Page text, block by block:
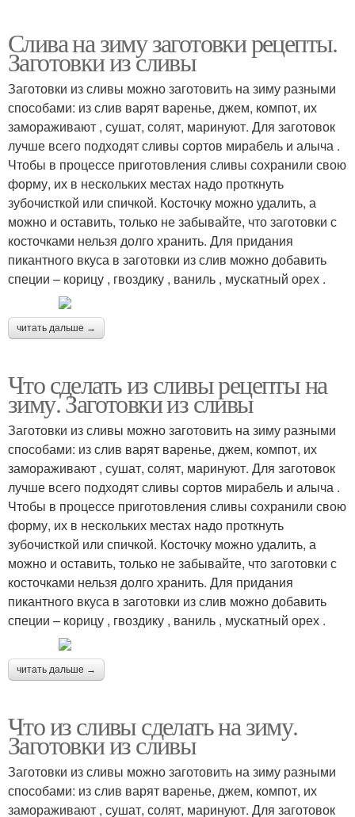
Слива на зиму заготовки рецепты.
Заготовки из сливы
Заготовки из сливы можно заготовить на зиму разными
способами: из слив варят варенье, джем, компот, их
замораживают , сушат, солят, маринуют. Для заготовок
лучше всего подходят сливы сортов мирабель и алыча .
Чтобы в процессе приготовления сливы сохранили свою
форму, их в нескольких местах надо проткнуть
зубочисткой или спичкой. Косточку можно удалить, а
можно и оставить, только не забывайте, что заготовки с
косточками нельзя долго хранить. Для придания
пикантного вкуса в заготовки из слив можно добавить
специи – корицу , гвоздику , ваниль , мускатный орех .
читать дальше →
Что сделать из сливы рецепты на
зиму. Заготовки из сливы
Заготовки из сливы можно заготовить на зиму разными
способами: из слив варят варенье, джем, компот, их
замораживают , сушат, солят, маринуют. Для заготовок
лучше всего подходят сливы сортов мирабель и алыча .
Чтобы в процессе приготовления сливы сохранили свою
форму, их в нескольких местах надо проткнуть
зубочисткой или спичкой. Косточку можно удалить, а
можно и оставить, только не забывайте, что заготовки с
косточками нельзя долго хранить. Для придания
пикантного вкуса в заготовки из слив можно добавить
специи – корицу , гвоздику , ваниль , мускатный орех .
читать дальше →
Что из сливы сделать на зиму.
Заготовки из сливы
Заготовки из сливы можно заготовить на зиму разными
способами: из слив варят варенье, джем, компот, их
замораживают , сушат, солят, маринуют. Для заготовок